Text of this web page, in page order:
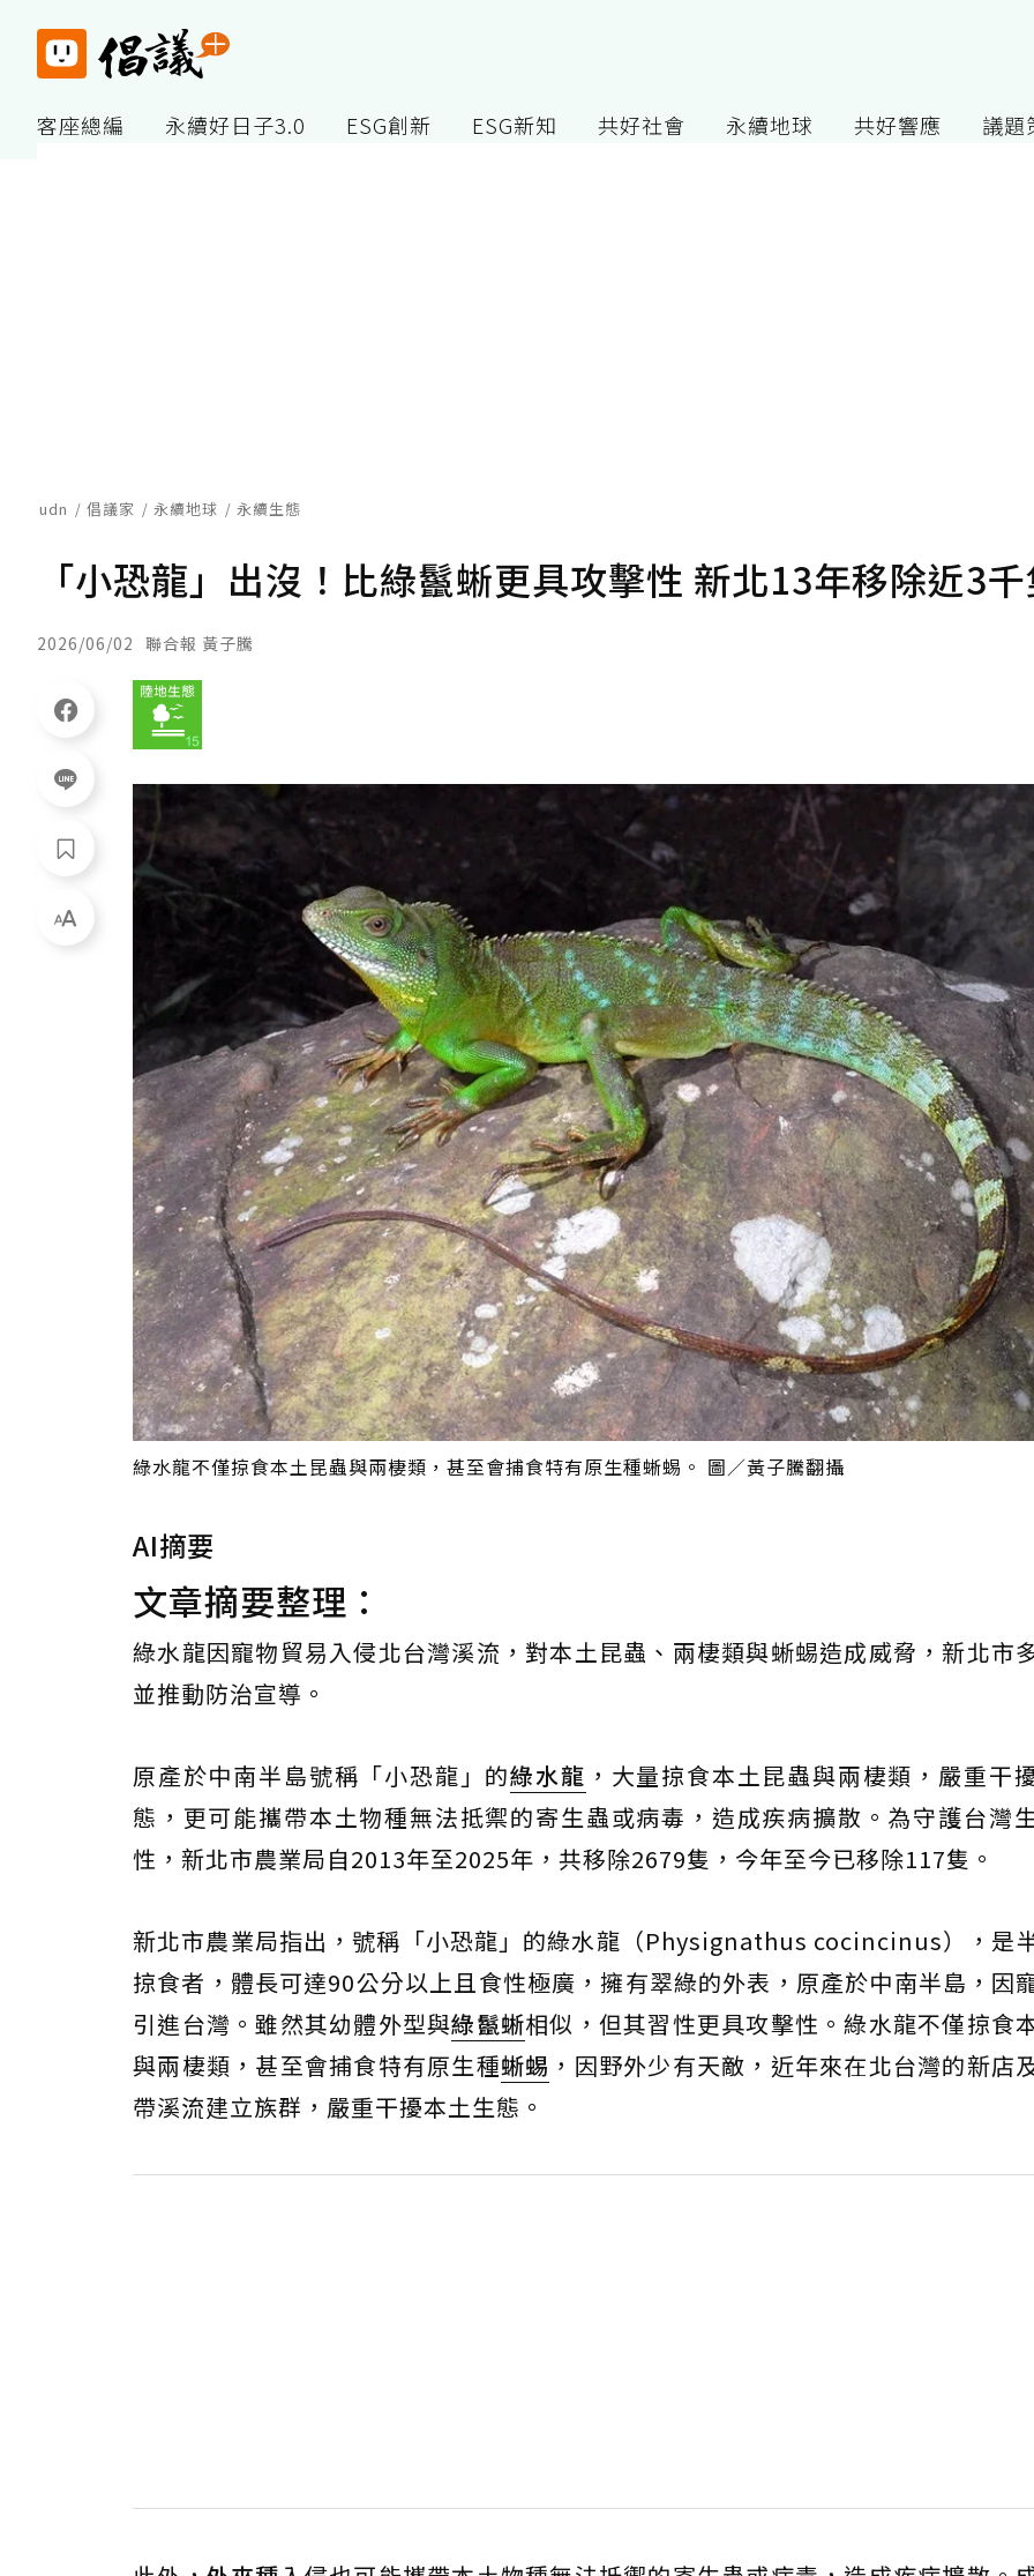
客座總編 永續好日子3.0 ESG創新 ESG新知 共好社會 永續地球 共好響應 議題
udn 倡議家 永續地球 永續生態
「小恐龍」出沒！比綠鬣蜥更具攻擊性 新北13年移除近3
2026/06/02 聯合報 黃子騰
綠水龍不僅掠食本土昆蟲與兩棲類，甚至會捕食特有原生種蜥蜴。 圖／黃子騰翻攝
AI摘要
文章摘要整理：
綠水龍因寵物貿易入侵北台灣溪流，對本土昆蟲、兩棲類與蜥蜴造成威脅，新北市
並推動防治宣導。
原產於中南半島號稱「小恐龍」的綠水龍 ，大量掠食本土昆蟲與兩棲類，嚴重干
態，更可能攜帶本土物種無法抵禦的寄生蟲或病毒，造成疾病擴散。為守護台灣
性，新北市農業局自2013年至2025年，共移除2679隻，今年至今已移除117隻。
新北市農業局指出，號稱「小恐龍」的綠水龍（Physignathus cocincinus），是
掠食者，體長可達90公分以上且食性極廣，擁有翠綠的外表，原產於中南半島，因
引進台灣。雖然其幼體外型與綠鬣蜥相似，但其習性更具攻擊性。綠水龍不僅掠食
與兩棲類，甚至會捕食特有原生種蜥蜴 ，因野外少有天敵，近年來在北台灣的新店
帶溪流建立族群，嚴重干擾本土生態。